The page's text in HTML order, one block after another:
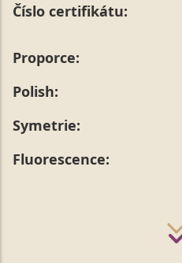
Číslo certifikátu:
Proporce:
Polish:
Symetrie:
Fluorescence: